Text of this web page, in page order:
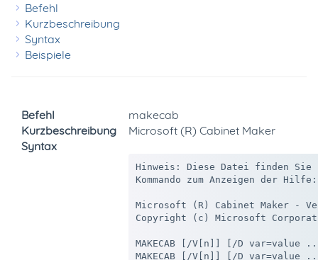
Befehl
Kurzbeschreibung
Syntax
Beispiele
Befehl
makecab
Kurzbeschreibung
Microsoft (R) Cabinet Maker
Syntax
Hinweis: Diese Datei finden Sie
Kommando zum Anzeigen der
Microsoft (R) Cabinet Maker -
Copyright (c) Microsoft
MAKECAB [/V[n]] [/D
MAKECAB [/V[n]] [/D